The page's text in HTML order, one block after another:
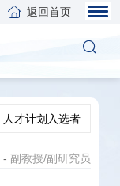
返回首页
人才计划入选者
-副教授/副研究员